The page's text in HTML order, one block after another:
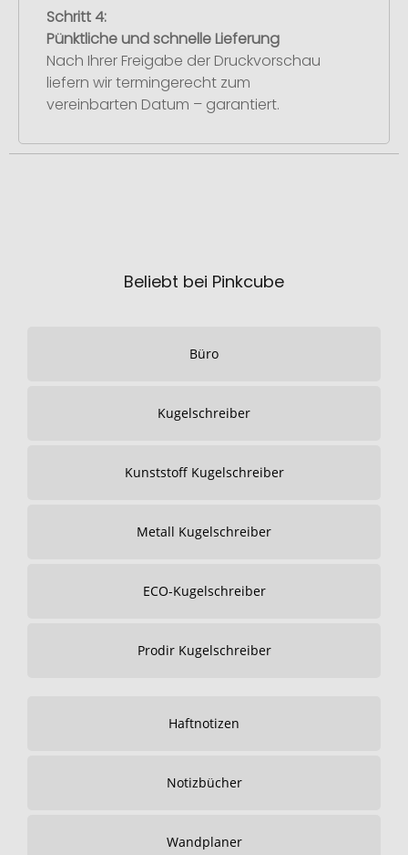
Schritt 4:
Pünktliche und schnelle Lieferung
Nach Ihrer Freigabe der Druckvorschau
liefern wir termingerecht zum
vereinbarten Datum – garantiert.
Beliebt bei Pinkcube
Büro
Kugelschreiber
Kunststoff Kugelschreiber
Metall Kugelschreiber
ECO-Kugelschreiber
Prodir Kugelschreiber
Haftnotizen
Notizbücher
Wandplaner